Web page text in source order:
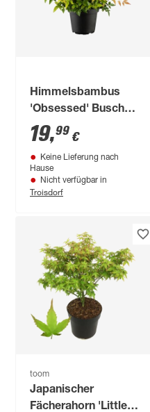
Himmelsbambus
'Obsessed' Busch
19 cm Topf
19,99 €
Keine Lieferung nach
Hause
Nicht verfügbar in
Troisdorf
toom
Japanischer
Fächerahorn 'Little